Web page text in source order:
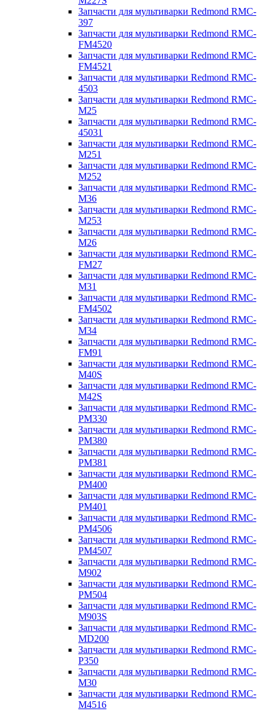
Запчасти для мультиварки Redmond RMC-
397
Запчасти для мультиварки Redmond RMC-
FM4520
Запчасти для мультиварки Redmond RMC-
FM4521
Запчасти для мультиварки Redmond RMC-
4503
Запчасти для мультиварки Redmond RMC-
M25
Запчасти для мультиварки Redmond RMC-
45031
Запчасти для мультиварки Redmond RMC-
M251
Запчасти для мультиварки Redmond RMC-
M252
Запчасти для мультиварки Redmond RMC-
M36
Запчасти для мультиварки Redmond RMC-
M253
Запчасти для мультиварки Redmond RMC-
M26
Запчасти для мультиварки Redmond RMC-
FM27
Запчасти для мультиварки Redmond RMC-
M31
Запчасти для мультиварки Redmond RMC-
FM4502
Запчасти для мультиварки Redmond RMC-
M34
Запчасти для мультиварки Redmond RMC-
FM91
Запчасти для мультиварки Redmond RMC-
M40S
Запчасти для мультиварки Redmond RMC-
M42S
Запчасти для мультиварки Redmond RMC-
PM330
Запчасти для мультиварки Redmond RMC-
PM380
Запчасти для мультиварки Redmond RMC-
PM381
Запчасти для мультиварки Redmond RMC-
PM400
Запчасти для мультиварки Redmond RMC-
PM401
Запчасти для мультиварки Redmond RMC-
PM4506
Запчасти для мультиварки Redmond RMC-
PM4507
Запчасти для мультиварки Redmond RMC-
M902
Запчасти для мультиварки Redmond RMC-
PM504
Запчасти для мультиварки Redmond RMC-
M903S
Запчасти для мультиварки Redmond RMC-
MD200
Запчасти для мультиварки Redmond RMC-
P350
Запчасти для мультиварки Redmond RMC-
M30
Запчасти для мультиварки Redmond RMC-
M4516